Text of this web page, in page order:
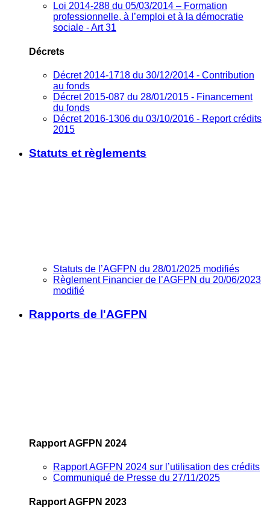
Loi 2014-288 du 05/03/2014 – Formation
professionnelle, à l’emploi et à la démocratie
sociale - Art 31
Décrets
Décret 2014-1718 du 30/12/2014 - Contribution
au fonds
Décret 2015-087 du 28/01/2015 - Financement
du fonds
Décret 2016-1306 du 03/10/2016 - Report crédits
2015
Statuts et règlements
Statuts de l’AGFPN du 28/01/2025 modifiés
Règlement Financier de l’AGFPN du 20/06/2023
modifié
Rapports de l'AGFPN
Rapport AGFPN 2024
Rapport AGFPN 2024 sur l’utilisation des crédits
Communiqué de Presse du 27/11/2025
Rapport AGFPN 2023